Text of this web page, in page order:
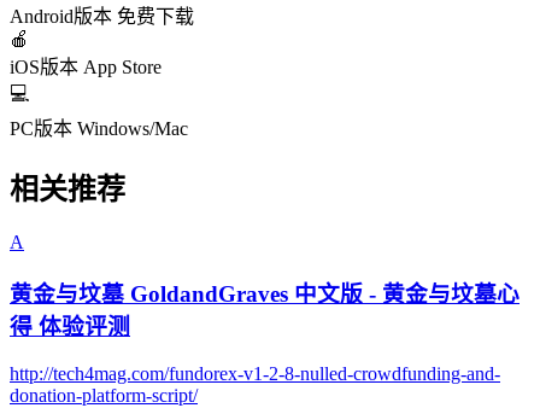
Android版本 免费下载
🍎
iOS版本 App Store
💻
PC版本 Windows/Mac
相关推荐
A
黄金与坟墓 GoldandGraves 中文版 - 黄金与坟墓心
得 体验评测
http://tech4mag.com/fundorex-v1-2-8-nulled-crowdfunding-and-
donation-platform-script/